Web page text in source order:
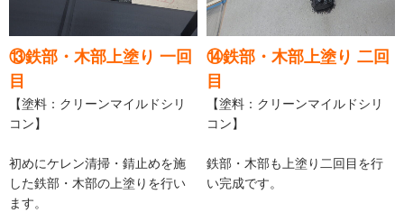
⑬鉄部・木部上塗り 一回
目
【塗料：クリーンマイルドシリ
コン】
初めにケレン清掃・錆止めを施
した鉄部・木部の上塗りを行い
ます。
⑭鉄部・木部上塗り 二回
目
【塗料：クリーンマイルドシリ
コン】
鉄部・木部も上塗り二回目を行
い完成です。